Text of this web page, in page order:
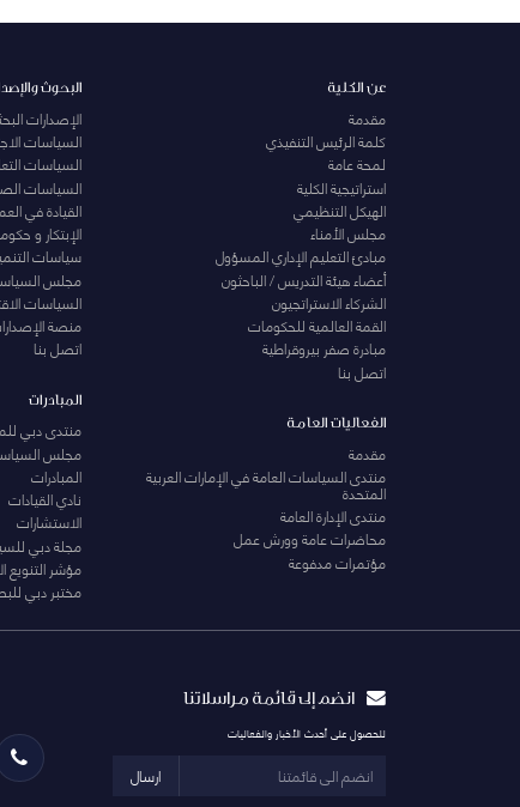
عن الكلية
مقدمة
كلمة الرئيس التنفيذي
لمحة عامة
استراتيجية الكلية
الهيكل التنظيمي
مجلس الأمناء
مبادئ التعليم الإداري المسؤول
أعضاء هيئة التدريس / الباحثون
الشركاء الاستراتجيون
القمة العالمية للحكومات
مبادرة صفر بيروقراطية
اتصل بنا
الفعاليات العامة
مقدمة
منتدى السياسات العامة في الإمارات العربية
المتحدة
منتدى الإدارة العامة
محاضرات عامة وورش عمل
مؤتمرات مدفوعة
البحوث
الإصدارات
السياسات
السياسات
السياسات
القيادة في
الإبتكار و
سياسات
مجلس
السياسات
منصة
اتصل بنا
المبادرات
منتدى دبي
مجلس
المبادرات
نادي القيادات
الاستشارات
مجلة دبي
مؤشر التنويع
مختبر دبي
انضم إلى قائمة مراسلاتنا
للحصول على أحدث الأخبار والفعاليات
ارسال